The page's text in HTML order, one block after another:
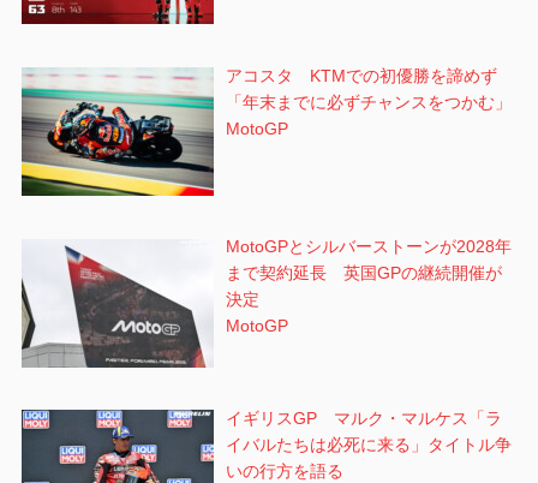
アコスタ KTMでの初優勝を諦めず
「年末までに必ずチャンスをつかむ」
MotoGP
MotoGPとシルバーストーンが2028年
まで契約延長 英国GPの継続開催が
決定
MotoGP
イギリスGP マルク・マルケス「ラ
イバルたちは必死に来る」タイトル争
いの行方を語る